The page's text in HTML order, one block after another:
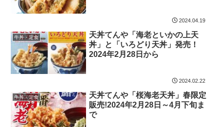
2024.04.19
牛丼・定食
天丼てんや「海老といかの上天
丼」と「いろどり天丼」発売！
2024年2月28日から
2024.02.22
牛丼・定食
天丼てんや「桜海老天丼」春限定
販売!2024年2月28日～4月下旬ま
で